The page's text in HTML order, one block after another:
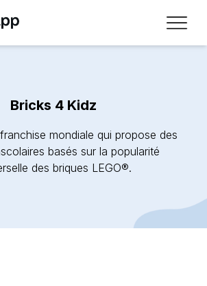
Inscrivez-vous
Bricks 4 Kidz
mondiale qui propose des
basés sur la popularité
des briques LEGO®.